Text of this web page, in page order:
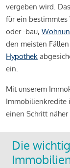
vergeben wird.
für ein bestimmtes
oder -bau,
den meisten
Hypothek
ein.
Mit unserem
Immobilienkredite
einen Schritt
Die